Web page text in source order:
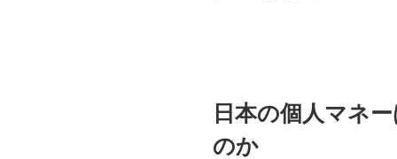
日本の個人マネ
のか